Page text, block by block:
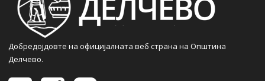
Добредојдовте на официјалната веб страна на Општина
Делчево.